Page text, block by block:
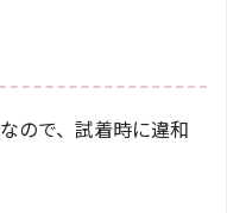
なので、試着時に違和